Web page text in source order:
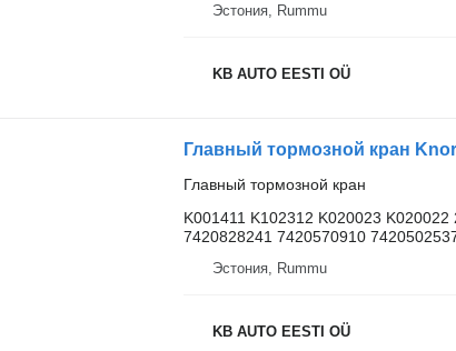
Эстония, Rummu
KB AUTO EESTI OÜ
Главный тормозной кран
K001411 K102312 K020023
7420828241 7420570910
Эстония, Rummu
KB AUTO EESTI OÜ